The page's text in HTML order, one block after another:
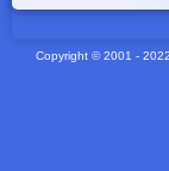
Copyright © 2001 -